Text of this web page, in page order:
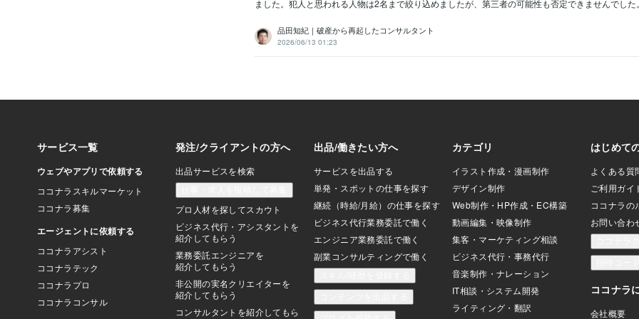
ました。犯人と思われる人物は2名まで絞り込めましたが、第三者の可能性も否定できませんでした
品田知紀｜破産から再起したコンサルタント
2026/06/13 01:23